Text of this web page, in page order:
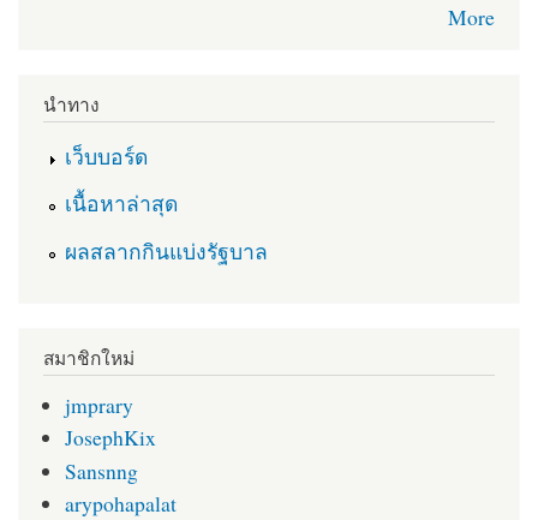
More
นำทาง
เว็บบอร์ด
เนื้อหาล่าสุด
ผลสลากกินแบ่งรัฐบาล
สมาชิกใหม่
jmprary
JosephKix
Sansnng
arypohapalat